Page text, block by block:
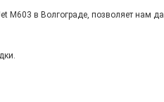
M603 в Волгограде, позволяет нам